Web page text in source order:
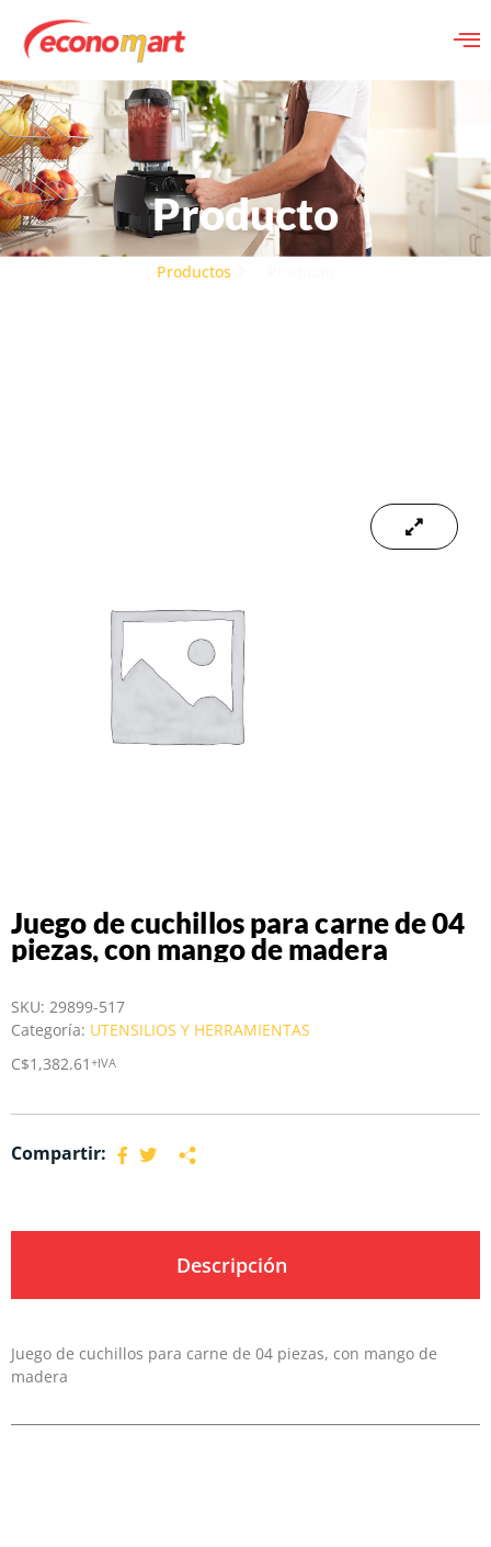
Producto
Productos
Juego de cuchillos para carne de 04
piezas, con mango de madera
SKU: 29899-517
Categoría: UTENSILIOS Y HERRAMIENTAS
C$1,382.61 +IVA
Compartir:
Descripción
Juego de cuchillos para carne de 04 piezas, con mango de
madera